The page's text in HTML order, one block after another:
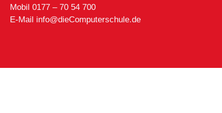
Mobil 0177 – 70 54 700
E-Mail info@dieComputerschule.de